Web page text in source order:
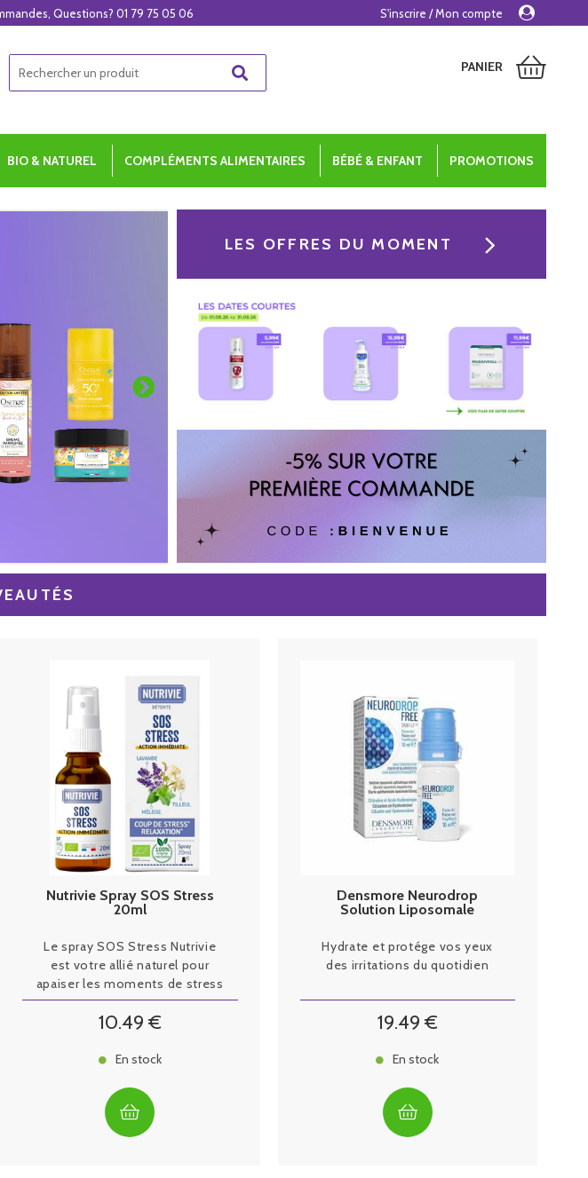
PANIER
BIO & NATUREL COMPLÉMENTS ALIMENTAIRES BÉBÉ & ENFANT PROMOTIONS
LES OFFRES DU MOMENT
Nutrivie Spray SOS Stress
20ml
Le spray SOS Stress Nutrivie
est votre allié naturel pour
apaiser les moments de stress
en un instant.
10.49 €
En stock
Densmore Neurodrop
Solution Liposomale
Hydrate et protége vos yeux
des irritations du quotidien
19.49 €
En stock
Questions? 01 79 75 05 06 S'inscrire / Mon compte